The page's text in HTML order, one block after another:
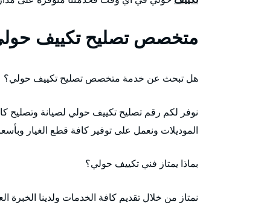
متخصص تصليح تكييف
هل تبحث عن خدمة متخصص تصليح تكييف حولي؟
نوفر لكم رقم تصليح تكييف حولي لصيانة وتصليح
الموديلات ونعمل على توفير كافة قطع الغيار
بماذا يمتاز فني تكييف حولي؟
نمتاز من خلال تقديم كافة الخدمات ولدينا